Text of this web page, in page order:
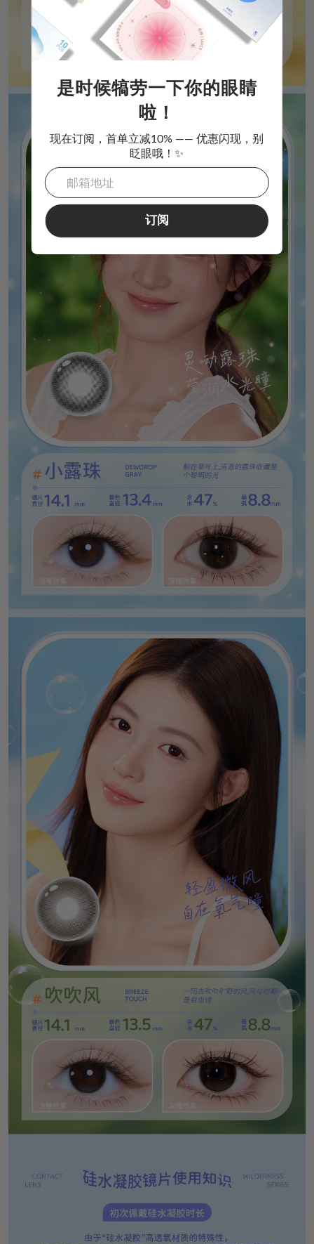
是时候犒劳一下你的眼睛
啦！
现在订阅，首单立减10% —— 优惠闪现，别
眨眼哦！✨
订阅